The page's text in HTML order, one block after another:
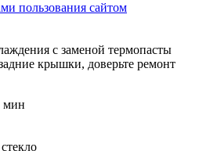
пользования сайтом
с заменой термопасты
крышки, доверьте ремонт
мин